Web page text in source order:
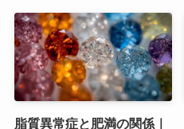
脂質異常症と肥満の関係｜